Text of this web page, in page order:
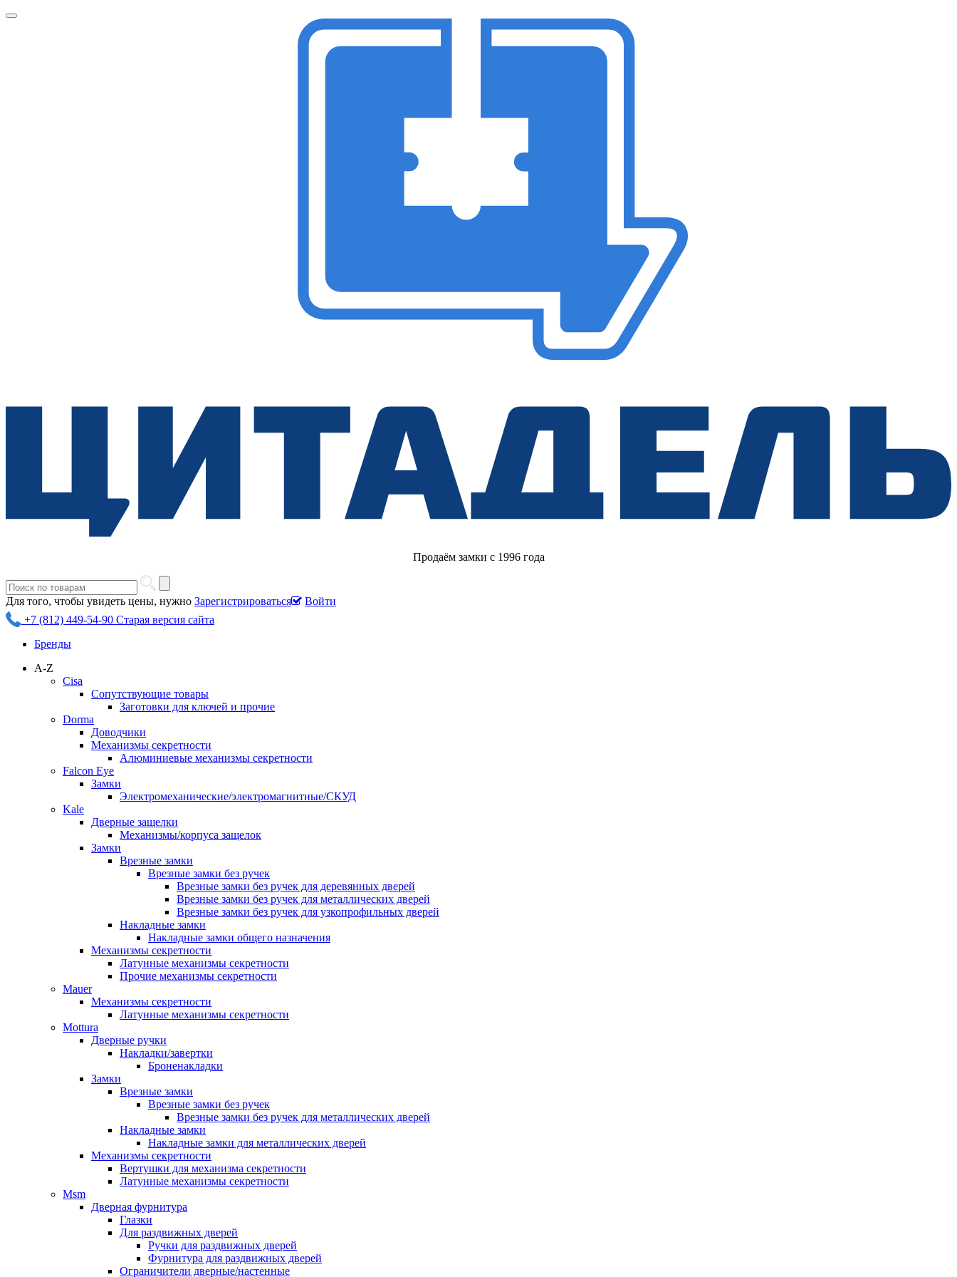
Продаём замки с 1996 года
Для того, чтобы увидеть цены, нужно Зарегистрироваться
Войти
+7 (812) 449-54-90 Старая версия сайта
Бренды
A-Z
Cisa
Сопутствующие товары
Заготовки для ключей и прочие
Dorma
Доводчики
Механизмы секретности
Алюминиевые механизмы секретности
Falcon Eye
Замки
Электромеханические/электромагнитные/СКУД
Kale
Дверные защелки
Механизмы/корпуса защелок
Замки
Врезные замки
Врезные замки без ручек
Врезные замки без ручек для деревянных дверей
Врезные замки без ручек для металлических дверей
Врезные замки без ручек для узкопрофильных дверей
Накладные замки
Накладные замки общего назначения
Механизмы секретности
Латунные механизмы секретности
Прочие механизмы секретности
Mauer
Механизмы секретности
Латунные механизмы секретности
Mottura
Дверные ручки
Накладки/завертки
Броненакладки
Замки
Врезные замки
Врезные замки без ручек
Врезные замки без ручек для металлических дверей
Накладные замки
Накладные замки для металлических дверей
Механизмы секретности
Вертушки для механизма секретности
Латунные механизмы секретности
Msm
Дверная фурнитура
Глазки
Для раздвижных дверей
Ручки для раздвижных дверей
Фурнитура для раздвижных дверей
Ограничители дверные/настенные